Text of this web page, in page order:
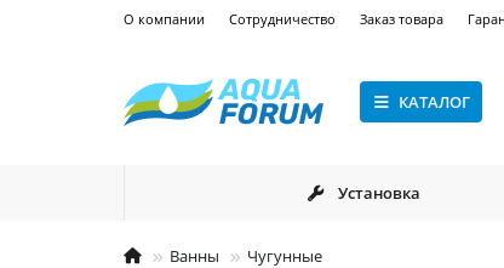
О компании Сотрудничество Заказ товара
КАТАЛОГ
Установка
Ванны Чугунные